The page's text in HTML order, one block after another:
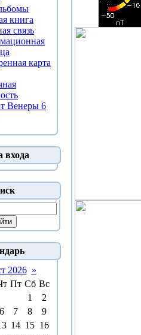
книга
связь
карта
Венеры 6
входа
2026 »
Пт Сб Вс
1
2
6 7 8
9
14 15 16